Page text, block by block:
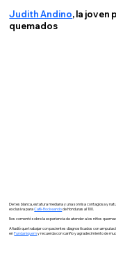
Judith Andino, la joven
quemados
De tes blanca, estatura mediana y una sonrisa contagiosa y
exclusiva paraCafé-Rockeandode Honduras al 100.
Nos comentó sobre la experiencia de atender a los niños
Añadió que trabajar con pacientes diagnosticados con
enFundaniquem y recuerda con cariño y agradecimiento de